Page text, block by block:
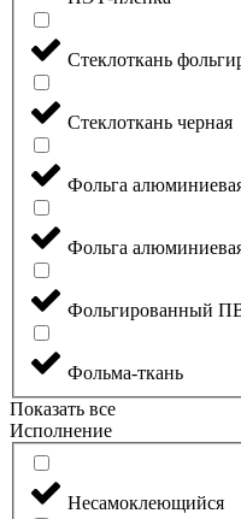
Стеклоткань
Стеклоткань черная
Фольга
Фольга
Фольгированный
Фольма-ткань
Показать все
Исполнение
Несамоклеющийся